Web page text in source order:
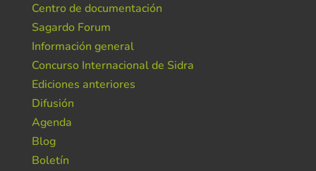
Centro de documentación
Sagardo Forum
Información general
Concurso Internacional de Sidra
Ediciones anteriores
Difusión
Agenda
Blog
Boletín